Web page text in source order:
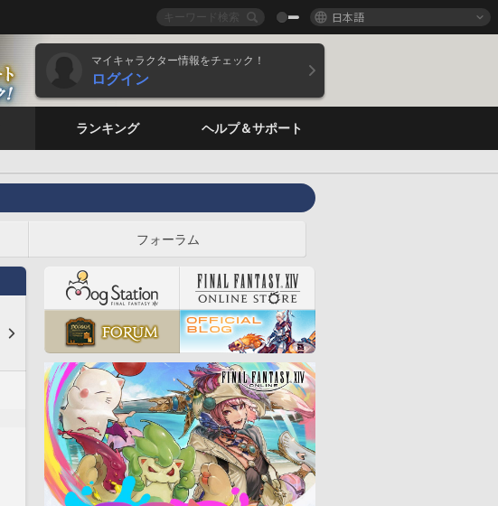
日本語
マイキャラクター情報をチェック！
ログイン
ランキング ヘルプ＆サポート
フォーラム